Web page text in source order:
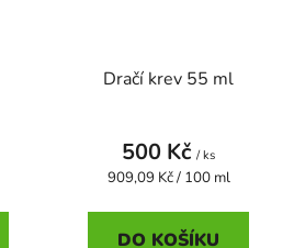
Dračí krev 55 ml
500 Kč / ks
Měrná
909,09 Kč / 100 ml
DO KOŠÍKU